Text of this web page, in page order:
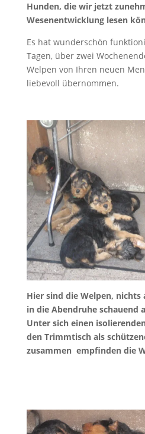
Hunden, die wir jetzt
Wesenentwicklung lesen
Es hat wunderschön
Tagen, über zwei
Welpen von Ihren neuen
liebevoll übernommen.
Hier sind die Welpen,
in die Abendruhe schauend
Unter sich einen
den Trimmtisch als
zusammen empfinden die